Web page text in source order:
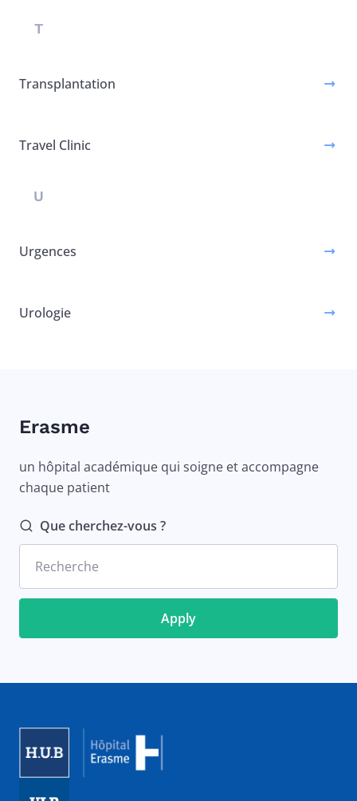
T
Transplantation
Travel Clinic
U
Urgences
Urologie
Erasme
un hôpital académique qui soigne et accompagne
chaque patient
Que cherchez-vous ?
Recherche